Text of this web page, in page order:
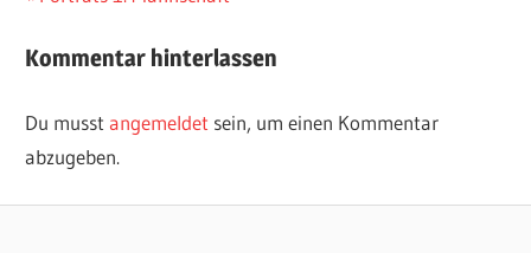
Kommentar hinterlassen
Du musstangemeldet sein, um einen Kommentar
abzugeben.